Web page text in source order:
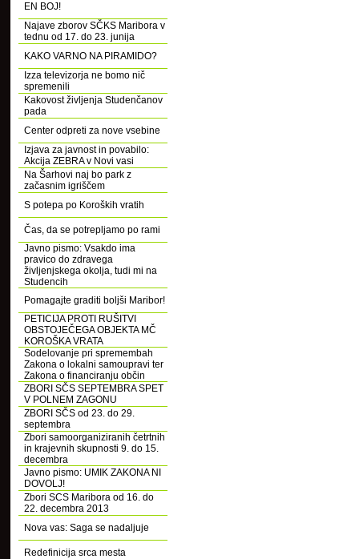
EN BOJ!
Najave zborov SČKS Maribora v
tednu od 17. do 23. junija
KAKO VARNO NA PIRAMIDO?
Izza televizorja ne bomo nič
spremenili
Kakovost življenja Studenčanov
pada
Center odpreti za nove vsebine
Izjava za javnost in povabilo:
Akcija ZEBRA v Novi vasi
Na Šarhovi naj bo park z
začasnim igriščem
S potepa po Koroških vratih
Čas, da se potrepljamo po rami
Javno pismo: Vsakdo ima
pravico do zdravega
življenjskega okolja, tudi mi na
Studencih
Pomagajte graditi boljši Maribor!
PETICIJA PROTI RUŠITVI
OBSTOJEČEGA OBJEKTA MČ
KOROŠKA VRATA
Sodelovanje pri spremembah
Zakona o lokalni samoupravi ter
Zakona o financiranju občin
ZBORI SČS SEPTEMBRA SPET
V POLNEM ZAGONU
ZBORI SČS od 23. do 29.
septembra
Zbori samoorganiziranih četrtnih
in krajevnih skupnosti 9. do 15.
decembra
Javno pismo: UMIK ZAKONA NI
DOVOLJ!
Zbori SCS Maribora od 16. do
22. decembra 2013
Nova vas: Saga se nadaljuje
Redefinicija srca mesta